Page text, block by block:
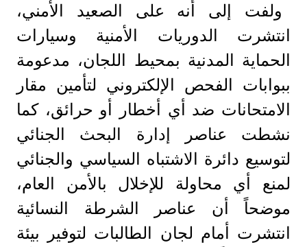
​ولفت إلى أنه ​على الصعيد الأمني،
انتشرت الدوريات الأمنية وسيارات
الحماية المدنية بمحيط اللجان، مدعومة
ببوابات الفحص الإلكتروني لتأمين مقار
الامتحانات ضد أي أخطار أو حرائق، كما
نشطت عناصر إدارة البحث الجنائي
لتوسيع دائرة الاشتباه السياسي والجنائي
لمنع أي محاولة للإخلال بالأمن العام،
موضحاً أن عناصر الشرطة النسائية
انتشرت أمام لجان الطالبات لتوفير بيئة